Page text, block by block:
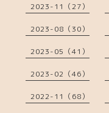
2023-11（27）
2023-08（30）
2023-05（41）
2023-02（46）
2022-11（68）